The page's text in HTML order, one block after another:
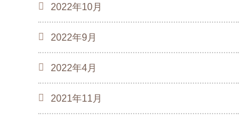
2022年10月
2022年9月
2022年4月
2021年11月